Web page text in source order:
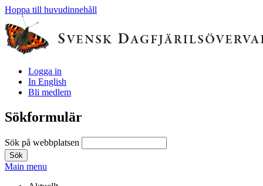
Hoppa till huvudinnehåll
Logga in
In English
Bli medlem
Sökformulär
Sök på webbplatsen
Main menu